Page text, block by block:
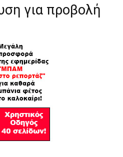
για προβολή